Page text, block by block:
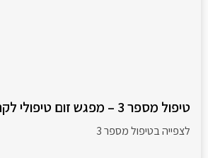
טיפול מספר 3 – מפגש זום טיפולי לקהל הרחב
לצפייה בטיפול מספר 3